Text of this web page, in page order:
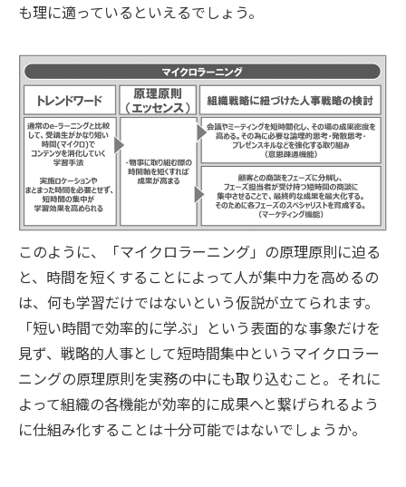
も理に適っているといえるでしょう。
このように、「マイクロラーニング」の原理原則に迫る
と、時間を短くすることによって人が集中力を高めるの
は、何も学習だけではないという仮説が立てられます。
「短い時間で効率的に学ぶ」という表面的な事象だけを
見ず、戦略的人事として短時間集中というマイクロラー
ニングの原理原則を実務の中にも取り込むこと。それに
よって組織の各機能が効率的に成果へと繋げられるよう
に仕組み化することは十分可能ではないでしょうか。